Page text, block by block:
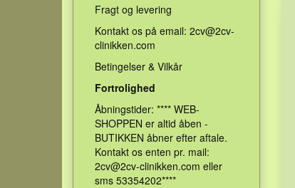
Fragt og levering
Kontakt os på email: 2cv@2cv-
clinikken.com
Betingelser & Vilkår
Fortrolighed
Åbningstider: **** WEB-
SHOPPEN er altid åben -
BUTIKKEN åbner efter aftale.
Kontakt os enten pr. mail:
2cv@2cv-clinikken.com eller
sms 53354202****